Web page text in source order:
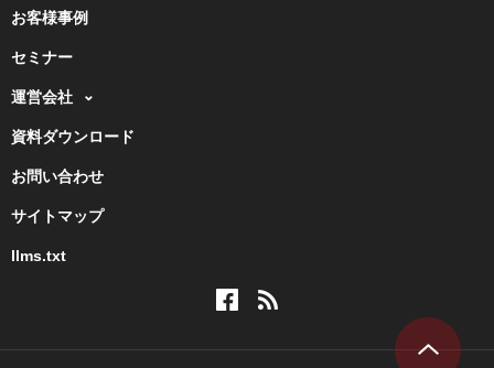
お客様事例
セミナー
運営会社
資料ダウンロード
お問い合わせ
サイトマップ
llms.txt